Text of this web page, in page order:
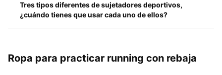
Tres tipos diferentes de sujetadores deportivos,
¿cuándo tienes que usar cada uno de ellos?
Ropa para practicar running con rebaja